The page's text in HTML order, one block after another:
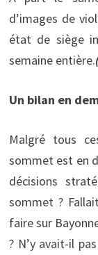
d’images de
état de siège
semaine entière.
Un bilan en
Malgré tous
sommet est en
décisions
sommet ?
faire sur
? N’y avait-il